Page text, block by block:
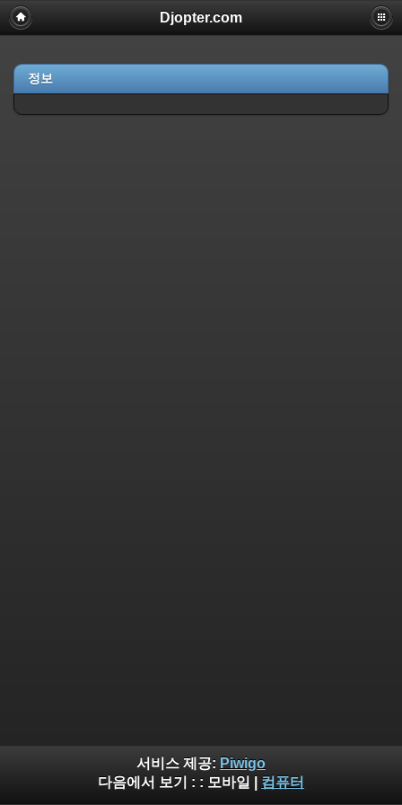
Djopter.com
정보
서비스 제공: Piwigo
다음에서 보기 : : 모바일 컴퓨터